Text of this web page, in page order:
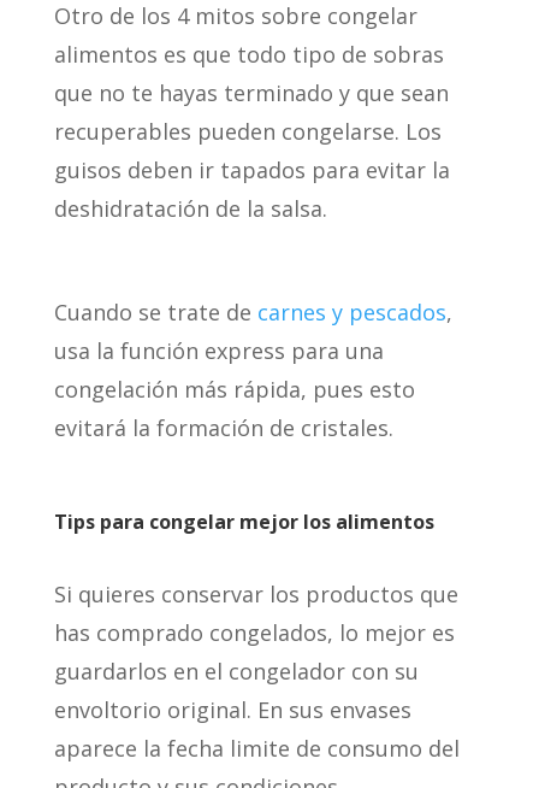
Otro de los 4 mitos sobre congelar
alimentos es que todo tipo de sobras
que no te hayas terminado y que sean
recuperables pueden congelarse. Los
guisos deben ir tapados para evitar la
deshidratación de la salsa.
Cuando se trate de carnes y pescados,
usa la función express para una
congelación más rápida, pues esto
evitará la formación de cristales.
Tips para congelar mejor los alimentos
Si quieres conservar los productos que
has comprado congelados, lo mejor es
guardarlos en el congelador con su
envoltorio original. En sus envases
aparece la fecha limite de consumo del